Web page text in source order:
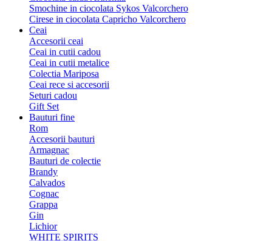
Smochine in ciocolata Sykos Valcorchero
Cirese in ciocolata Capricho Valcorchero
Ceai
Accesorii ceai
Ceai in cutii cadou
Ceai in cutii metalice
Colectia Mariposa
Ceai rece si accesorii
Seturi cadou
Gift Set
Bauturi fine
Rom
Accesorii bauturi
Armagnac
Bauturi de colectie
Brandy
Calvados
Cognac
Grappa
Gin
Lichior
WHITE SPIRITS